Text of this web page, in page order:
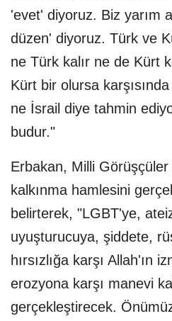
'evet' diyoruz. Biz yarım
düzen' diyoruz. Türk ve
ne Türk kalır ne de Kürt
Kürt bir olursa
ne İsrail diye tahmin
budur."
Erbakan, Milli
kalkınma hamlesini
belirterek, "LGBT'ye,
uyuşturucuya, şiddete,
hırsızlığa karşı Allah'ın
erozyona karşı manevi
gerçekleştirecek.